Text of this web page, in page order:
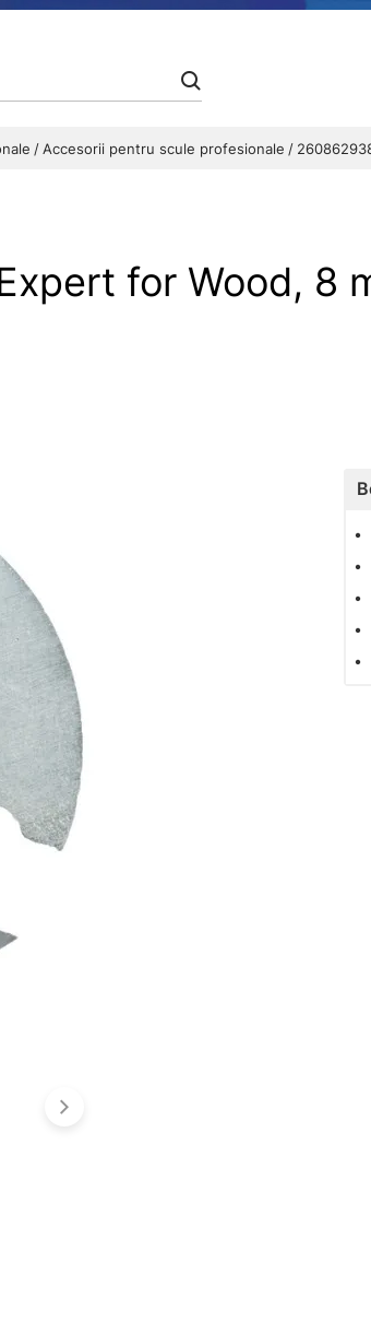
Accesorii pentru scule profesionale
for Wood, 8
•
•
•
•
•